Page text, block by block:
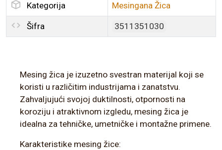
Kategorija Mesingana Žica
Šifra 3511351030
Mesing žica je izuzetno svestran materijal koji se
koristi u različitim industrijama i zanatstvu.
Zahvaljujući svojoj duktilnosti, otpornosti na
koroziju i atraktivnom izgledu, mesing žica je
idealna za tehničke, umetničke i montažne primene.
Karakteristike mesing žice: